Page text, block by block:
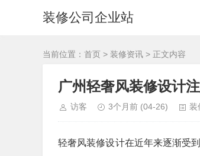
装修公司企业站
当前位置： 首页 > 装修资讯 > 正文内容
广州轻奢风装修设计
访客 3个月前 (04-26) 装
轻奢风装修设计在近年来逐渐受